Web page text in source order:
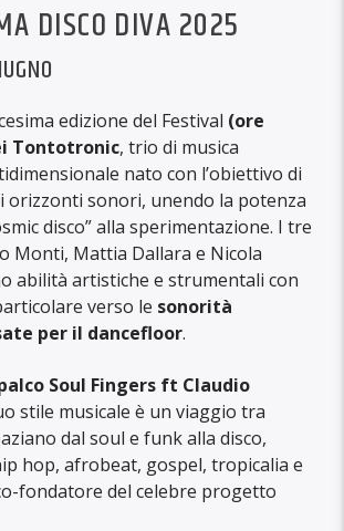
DISCO DIVA 2025
edizione del Festival (ore
Tontotronic, trio di musica
nato con l’obiettivo di
orizzonti sonori, unendo la potenza
disco” alla sperimentazione. I tre
Monti, Mattia Dallara e Nicola
abilità artistiche e strumentali con
verso le sonorità
per il dancefloor.
Soul Fingers ft Claudio
stile musicale è un viaggio tra
dal soul e funk alla disco,
hop, afrobeat, gospel, tropicalia e
fondatore del celebre progetto